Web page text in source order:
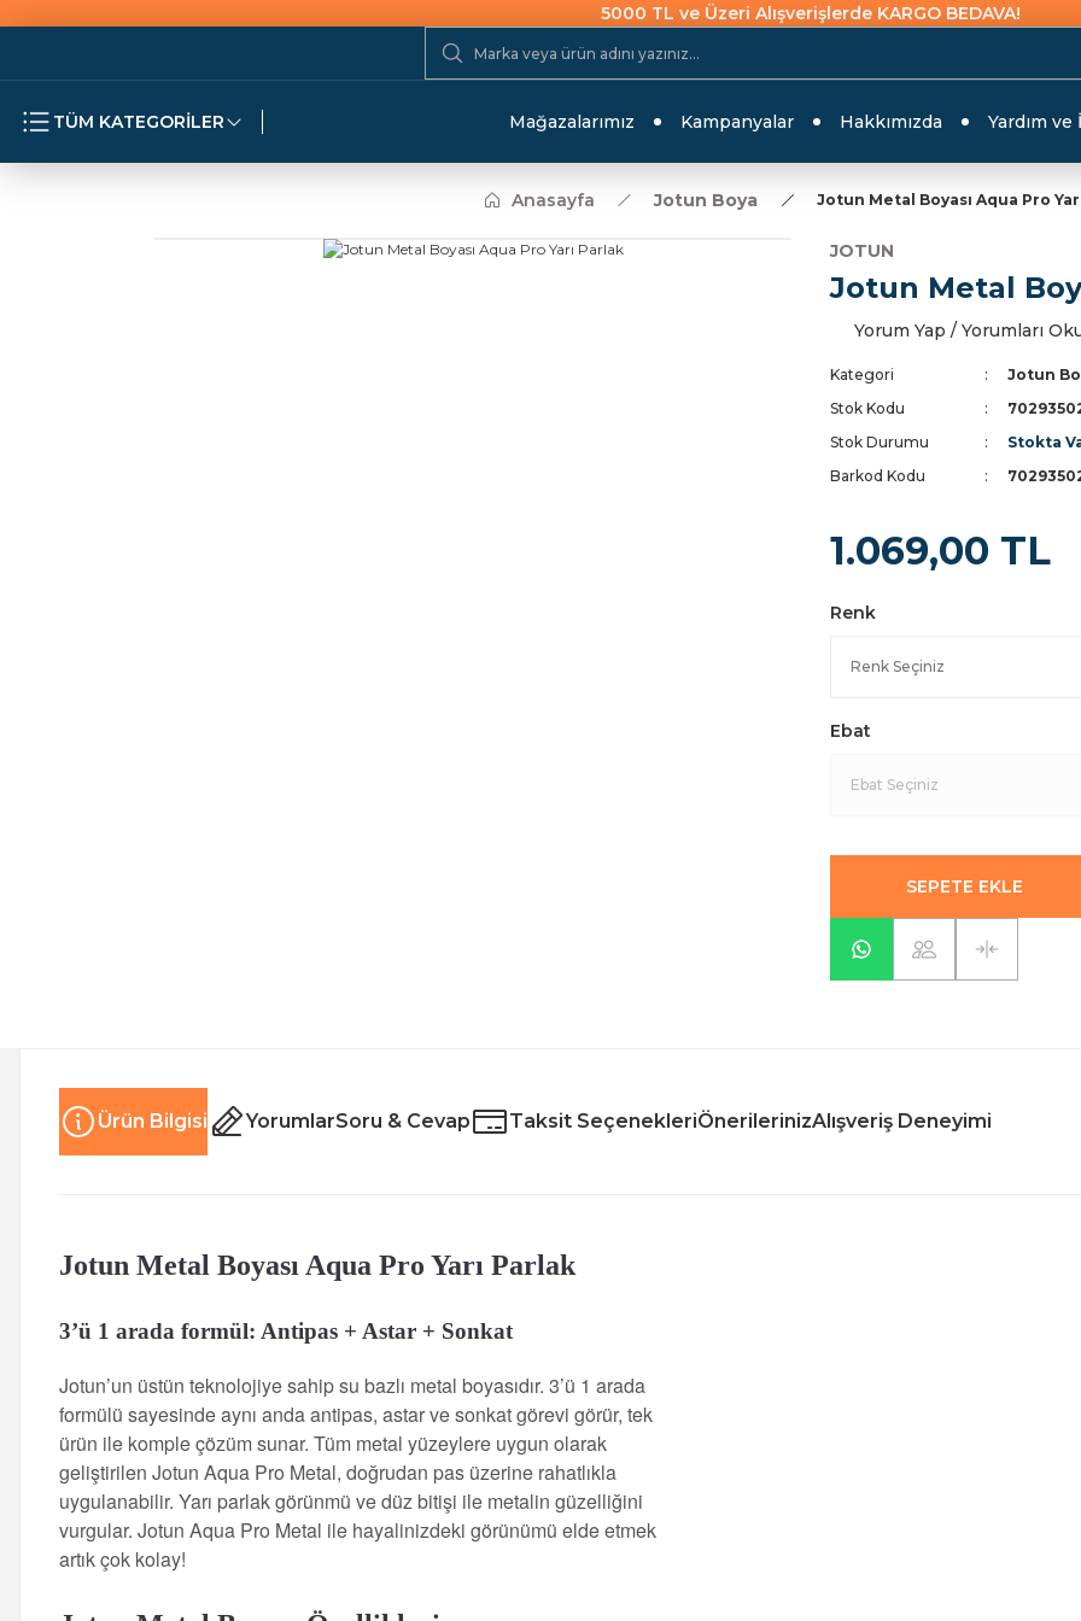
5000 TL ve Üzeri Alışverişlerde KARGO BEDAVA!
TÜM KATEGORİLER Mağazalarımız Kampanyalar Hakkımızda Yardım ve
Anasayfa Jotun Boya Jotun Metal Boyası Aqua Pro
JOTUN
Jotun Metal
Yorum Yap / Yorumları
Kategori
Jotun
Stok Kodu
Stok Durumu
Stokta
Barkod Kodu
1.069,00 TL
Renk
Ebat
SEPETE EKLE
Ürün Bilgisi YorumlarSoru & Cevap Taksit SeçenekleriÖnerilerinizAlışveriş Deneyimi
Jotun Metal Boyası Aqua Pro Yarı Parlak
3’ü 1 arada formül: Antipas + Astar + Sonkat
Jotun’un üstün teknolojiye sahip su bazlı metal boyasıdır. 3’ü 1 arada
formülü sayesinde aynı anda antipas, astar ve sonkat görevi görür, tek
ürün ile komple çözüm sunar. Tüm metal yüzeylere uygun olarak
geliştirilen Jotun Aqua Pro Metal, doğrudan pas üzerine rahatlıkla
uygulanabilir. Yarı parlak görünmü ve düz bitişi ile metalin güzelliğini
vurgular. Jotun Aqua Pro Metal ile hayalinizdeki görünümü elde etmek
artık çok kolay!